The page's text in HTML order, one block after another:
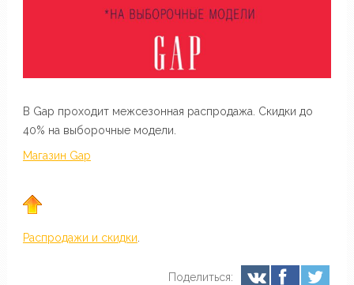
В Gap проходит межсезонная распродажа. Скидки до
40% на выборочные модели.
Магазин Gap
Распродажи и скидки
Поделиться: